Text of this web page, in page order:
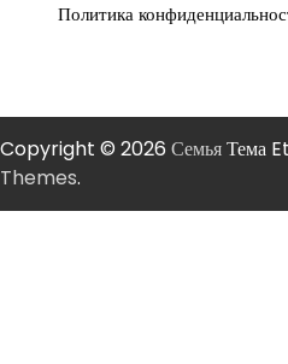
Политика
Copyright © 2026 СемьяТема
Themes.